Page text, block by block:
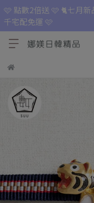
🩷 點數2倍送 🩷 🐈七月
千宅配免運 🩷